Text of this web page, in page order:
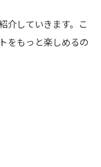
介していきます。こ
をもっと楽しめるの